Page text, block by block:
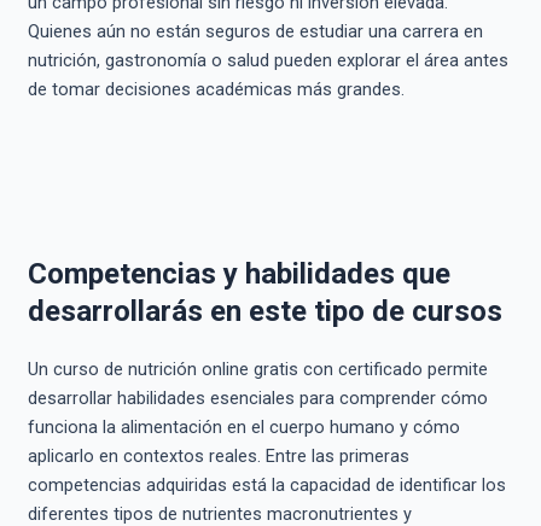
Quienes aún no están seguros de estudiar una carrera en
nutrición, gastronomía o salud pueden explorar el área antes
de tomar decisiones académicas más grandes.
Competencias y habilidades que
desarrollarás en este tipo de cursos
Un curso de nutrición online gratis con certificado permite
desarrollar habilidades esenciales para comprender cómo
funciona la alimentación en el cuerpo humano y cómo
aplicarlo en contextos reales. Entre las primeras
competencias adquiridas está la capacidad de identificar los
diferentes tipos de nutrientes macronutrientes y